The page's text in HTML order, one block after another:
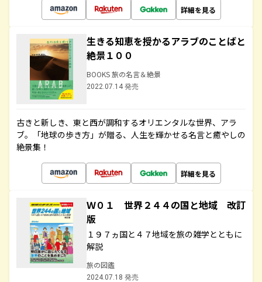
詳細を見る
生きる知恵を授かるアラブのことばと
絶景１００
BOOKS 旅の名言＆絶景
2022.07.14 発売
古きと新しき、東と西が調和するオリエンタルな世界、アラ
ブ。「地球の歩き方」が贈る、人生を輝かせる名言と癒やしの
絶景集！
詳細を見る
Ｗ０１ 世界２４４の国と地域 改訂
版
１９７ヵ国と４７地域を旅の雑学とともに
解説
旅の図鑑
2024.07.18 発売